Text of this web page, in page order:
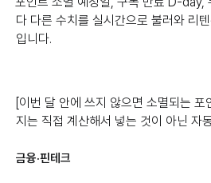
다 다른 수치를 실시간으로 불러와 리
입니다.
[이번 달 안에 쓰지 않으면 소멸되는
지는 직접 계산해서 넣는 것이 아닌 자
금융·핀테크